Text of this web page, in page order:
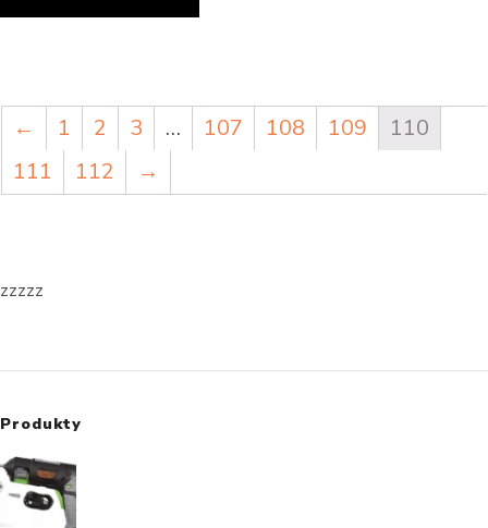
← 1 2 3 … 107 108 109
110
111
112 →
zzzzz
Produkty